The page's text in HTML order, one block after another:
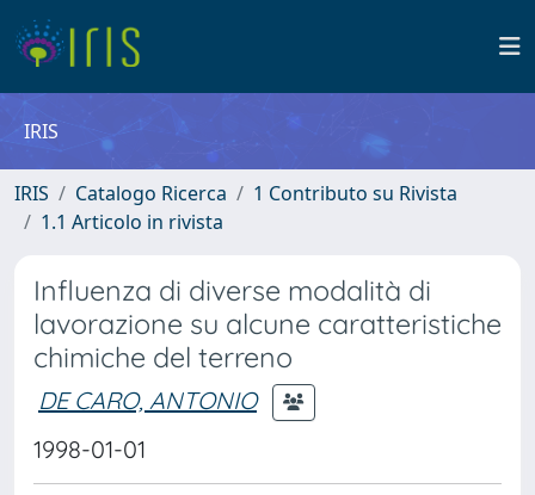
IRIS
IRIS Catalogo Ricerca
1 Contributo su Rivista
1.1 Articolo in rivista
Influenza di diverse modalità di
lavorazione su alcune caratteristiche
chimiche del terreno
DE CARO, ANTONIO
1998-01-01